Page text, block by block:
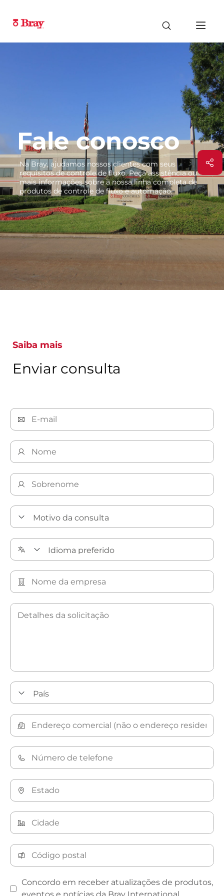
Fale conosco
Na Bray, ajudamos nossos clientes com seus
requisitos de controle de fluxo. Peça assistência ou
mais informações sobre a nossa linha completa de
produtos de controle de fluxo e automação.
Saiba mais
Enviar consulta
Concordo em receber atualizações de produtos,